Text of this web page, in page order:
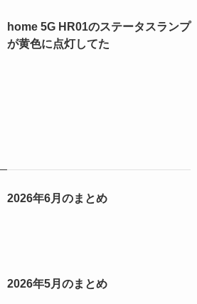
home 5G HR01のステータスランプ
が黄色に点灯してた
2026年6月のまとめ
2026年5月のまとめ